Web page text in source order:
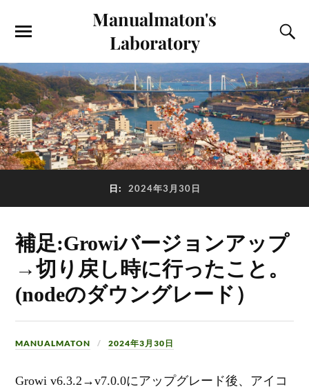
Manualmaton's
Laboratory
日: 2024年3月30日
補足:Growiバージョンアップ
→切り戻し時に行ったこと。
(nodeのダウングレード）
MANUALMATON 2024年3月30日
Growi v6.3.2→v7.0.0にアップグレード後、アイコ